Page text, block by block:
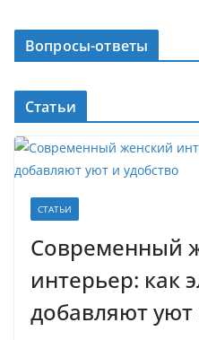
Вопросы-ответы
Статьи
СТАТЬИ
Современный
интерьер: как
добавляют уют